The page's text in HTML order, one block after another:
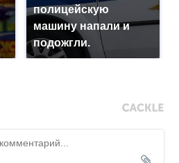
полицейскую
машину напали и
подожгли.